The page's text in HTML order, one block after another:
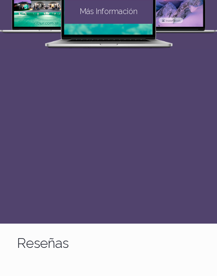
Más Información
Reseñas